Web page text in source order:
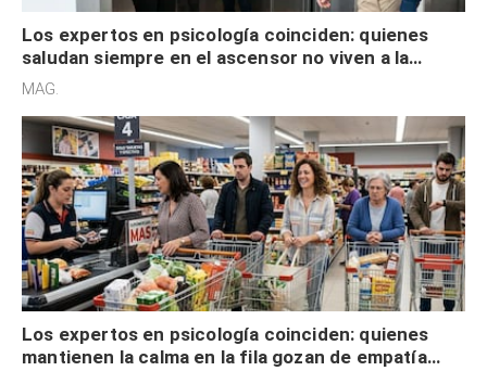
Los expertos en psicología coinciden: quienes
saludan siempre en el ascensor no viven a la
defensiva y tienen apertura social
MAG.
Los expertos en psicología coinciden: quienes
mantienen la calma en la fila gozan de empatía